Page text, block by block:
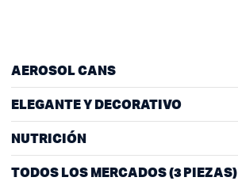
AEROSOL CANS
ELEGANTE Y DECORATIVO
NUTRICIÓN
TODOS LOS MERCADOS (3 PIEZAS)